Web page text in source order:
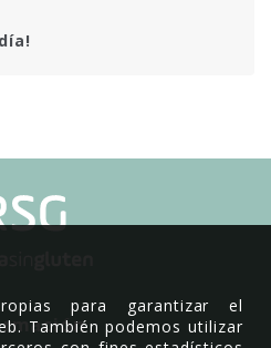
para garantizar el
También podemos utilizar